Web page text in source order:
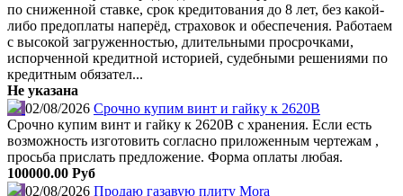
по сниженной ставке, срок кредитования до 8 лет, без какой-
либо предоплаты наперёд, страховок и обеспечения. Работаем
с высокой загруженностью, длительными просрочками,
испорченной кредитной историей, судебными решениями по
кредитным обязател...
Не указана
02/08/2026 Срочно купим винт и гайку к 2620В
Срочно купим винт и гайку к 2620В с хранения. Если есть
возможность изготовить согласно приложенным чертежам ,
просьба прислать предложение. Форма оплаты любая.
100000.00 Руб
02/08/2026 Продаю газавую плиту Mora